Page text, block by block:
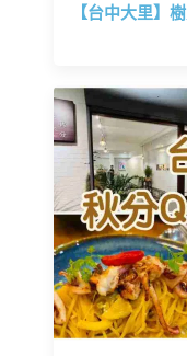
【台中大里】